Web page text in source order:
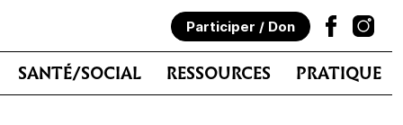
SANTÉ/SOCIAL RESSOURCES PRATIQUE
Participer / Don